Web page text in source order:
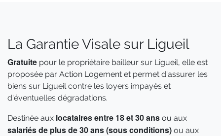
La Garantie Visale sur Ligueil
Gratuite pour le propriétaire bailleur sur Ligueil, elle est
proposée par Action Logement et permet d'assurer les
biens sur Ligueil contre les loyers impayés et
d'éventuelles dégradations.
Destinée aux locataires entre 18 et 30 ans ou aux
salariés de plus de 30 ans (sous conditions) ou aux